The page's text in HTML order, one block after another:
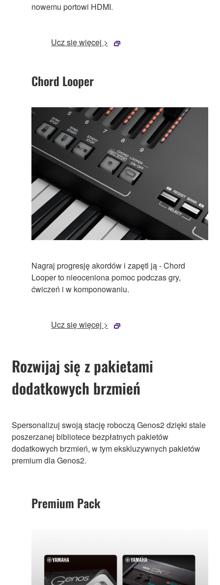
nowemu portowi HDMI.
Ucz się więcej >
Chord Looper
Nagraj progresję akordów i zapętl ją - Chord
Looper to nieoceniona pomoc podczas gry,
ćwiczeń i w komponowaniu.
Ucz się więcej >
Rozwijaj się z pakietami
dodatkowych brzmień
Spersonalizuj swoją stację roboczą Genos2 dzięki stale
poszerzanej bibliotece bezpłatnych pakietów
dodatkowych brzmień, w tym ekskluzywnych pakietów
premium dla Genos2.
Premium Pack